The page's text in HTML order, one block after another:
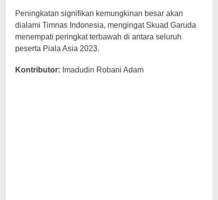
Peningkatan signifikan kemungkinan besar akan
dialami Timnas Indonesia, mengingat Skuad Garuda
menempati peringkat terbawah di antara seluruh
peserta Piala Asia 2023.
Kontributor: Imadudin Robani Adam